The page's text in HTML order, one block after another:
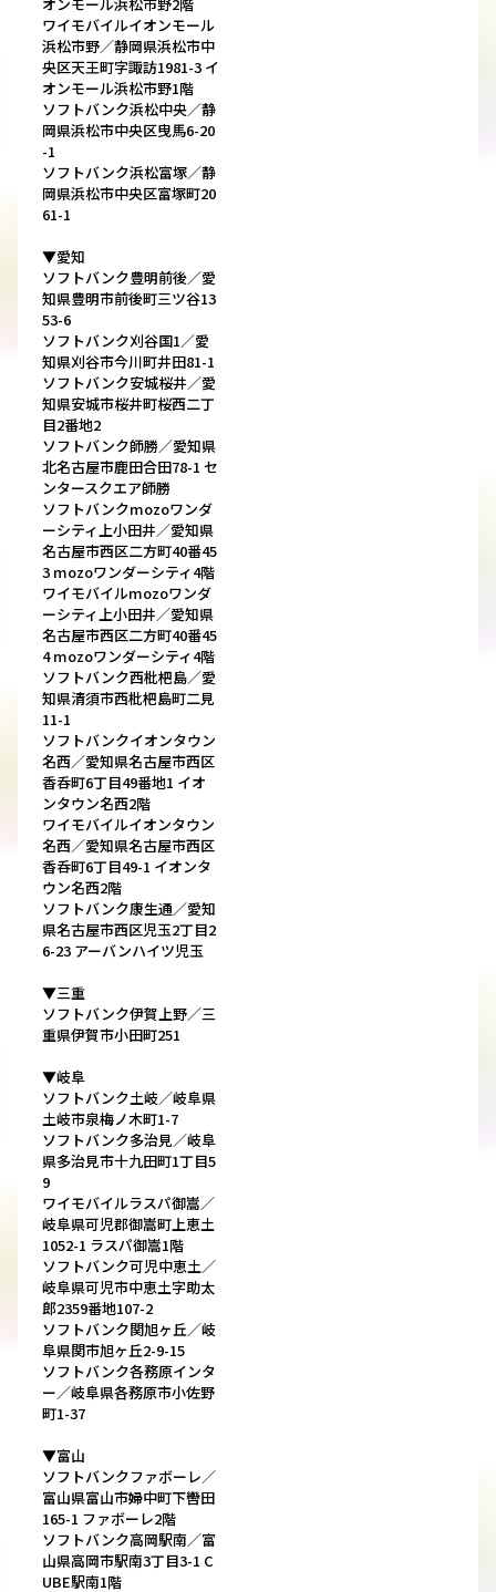
オンモール浜松市野2階
ワイモバイルイオンモール
浜松市野／静岡県浜松市中
央区天王町字諏訪1981-3 イ
オンモール浜松市野1階
ソフトバンク浜松中央／静
岡県浜松市中央区曳馬6-20
-1
ソフトバンク浜松富塚／静
岡県浜松市中央区富塚町20
61-1
▼愛知
ソフトバンク豊明前後／愛
知県豊明市前後町三ツ谷13
53-6
ソフトバンク刈谷国1／愛
知県刈谷市今川町井田81-1
ソフトバンク安城桜井／愛
知県安城市桜井町桜西二丁
目2番地2
ソフトバンク師勝／愛知県
北名古屋市鹿田合田78-1 セ
ンタースクエア師勝
ソフトバンクmozoワンダ
ーシティ上小田井／愛知県
名古屋市西区二方町40番45
3 mozoワンダーシティ4階
ワイモバイルmozoワンダ
ーシティ上小田井／愛知県
名古屋市西区二方町40番45
4 mozoワンダーシティ4階
ソフトバンク西枇杷島／愛
知県清須市西枇杷島町二見
11-1
ソフトバンクイオンタウン
名西／愛知県名古屋市西区
香呑町6丁目49番地1 イオ
ンタウン名西2階
ワイモバイルイオンタウン
名西／愛知県名古屋市西区
香呑町6丁目49-1 イオンタ
ウン名西2階
ソフトバンク康生通／愛知
県名古屋市西区児玉2丁目2
6-23 アーバンハイツ児玉
▼三重
ソフトバンク伊賀上野／三
重県伊賀市小田町251
▼岐阜
ソフトバンク土岐／岐阜県
土岐市泉梅ノ木町1-7
ソフトバンク多治見／岐阜
県多治見市十九田町1丁目5
9
ワイモバイルラスパ御嵩／
岐阜県可児郡御嵩町上恵土
1052-1 ラスパ御嵩1階
ソフトバンク可児中恵土／
岐阜県可児市中恵土字助太
郎2359番地107-2
ソフトバンク関旭ヶ丘／岐
阜県関市旭ヶ丘2-9-15
ソフトバンク各務原インタ
ー／岐阜県各務原市小佐野
町1-37
▼富山
ソフトバンクファボーレ／
富山県富山市婦中町下轡田
165-1 ファボーレ2階
ソフトバンク高岡駅南／富
山県高岡市駅南3丁目3-1 C
UBE駅南1階